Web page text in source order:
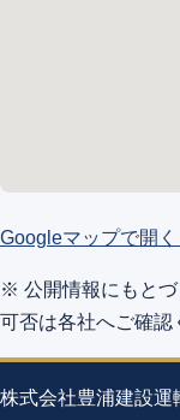
Googleマップで開
※ 公開情報にもと
可否は各社へご確認
株式会社豊浦建設運